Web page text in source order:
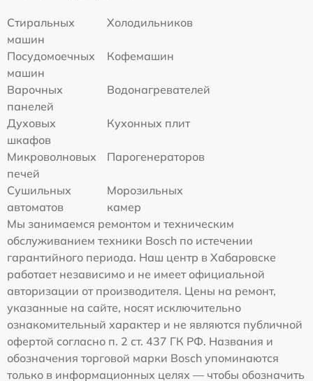
Стиральных
машин
Холодильников
Посудомоечных
машин
Кофемашин
Варочных
панелей
Водонагревателей
Духовых
шкафов
Кухонных плит
Микроволновых
печей
Парогенераторов
Сушильных
автоматов
Морозильных
камер
Мы занимаемся ремонтом и техническим
обслуживанием техники Bosch по истечении
гарантийного периода. Наш центр в Хабаровске
работает независимо и не имеет официальной
авторизации от производителя. Цены на ремонт,
указанные на сайте, носят исключительно
ознакомительный характер и не являются публичной
офертой согласно п. 2 ст. 437 ГК РФ. Названия и
обозначения торговой марки Bosch упоминаются
только в информационных целях — чтобы обозначить